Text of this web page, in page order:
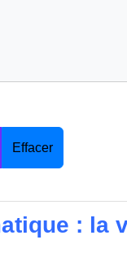
Effacer
: la